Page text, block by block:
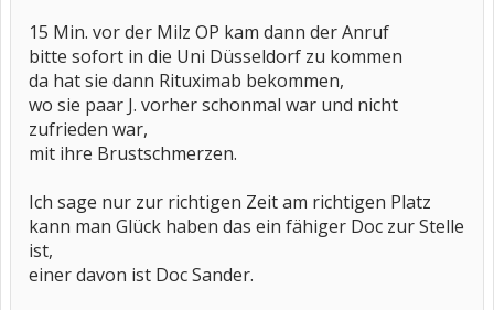
15 Min. vor der Milz OP kam dann der Anruf
bitte sofort in die Uni Düsseldorf zu kommen
da hat sie dann Rituximab bekommen,
wo sie paar J. vorher schonmal war und nicht
zufrieden war,
mit ihre Brustschmerzen.
Ich sage nur zur richtigen Zeit am richtigen Platz
kann man Glück haben das ein fähiger Doc zur Stelle
ist,
einer davon ist Doc Sander.